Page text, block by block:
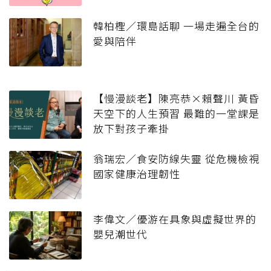
韓柏檉／環島話聊 一場走遍全台的
愛與陪伴
【慢漫談老】陳亮恭×賴聲川 黃昏
天空下的人生預習 最難的一堂課是
放下對孩子牽掛
翁瑞宏／食安防線失靈 從危機檢視
國家健康治理韌性
李偉文／優游在具象與虛擬世界的
嬰兒潮世代